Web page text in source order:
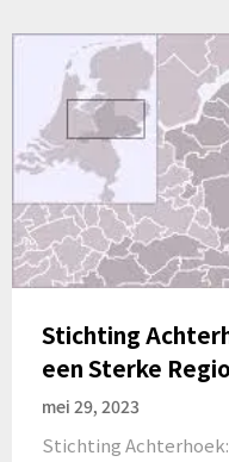
Stichting
een Sterke Regio
mei 29, 2023
Stichting